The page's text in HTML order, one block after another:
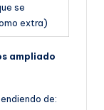
se
extra)
ampliado
de: